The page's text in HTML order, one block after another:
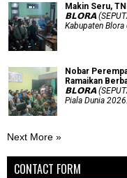
Makin Seru,
𝗕𝗟𝗢𝗥𝗔
Kabupaten Blora
Nobar
Ramaikan
𝗕𝗟𝗢𝗥𝗔
Piala Dunia
Next More »
CONTACT FORM